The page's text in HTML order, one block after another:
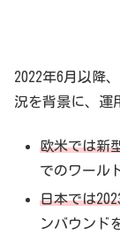
2022年6月以降
況を背景に、運
欧米では新
でのワール
日本では
ンバウンド